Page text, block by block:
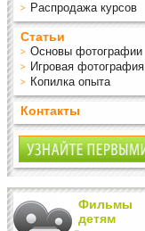
Распродажа курсов
Статьи
Основы фотографии
Игровая фотография
Копилка опыта
Контакты
Фильмы
детям